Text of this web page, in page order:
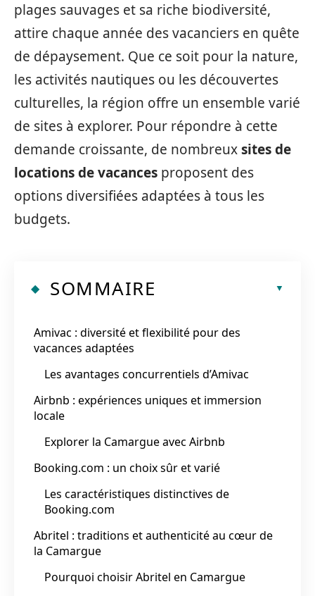
plages sauvages et sa riche biodiversité,
attire chaque année des vacanciers en quête
de dépaysement. Que ce soit pour la nature,
les activités nautiques ou les découvertes
culturelles, la région offre un ensemble varié
de sites à explorer. Pour répondre à cette
demande croissante, de nombreuxsites de
locations de vacances proposent des
options diversifiées adaptées à tous les
budgets.
SOMMAIRE
Amivac : diversité et flexibilité pour des
vacances adaptées
Les avantages concurrentiels d’Amivac
Airbnb : expériences uniques et immersion
locale
Explorer la Camargue avec Airbnb
Booking.com : un choix sûr et varié
Les caractéristiques distinctives de
Booking.com
Abritel : traditions et authenticité au cœur de
la Camargue
Pourquoi choisir Abritel en Camargue